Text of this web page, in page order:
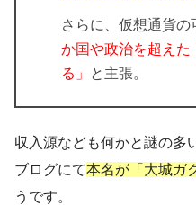
さらに、仮想通貨の
か国や政治を超えた
る」
と主張。
収入源なども何かと謎の多
ブログにて本名が「大城ガ
うです。